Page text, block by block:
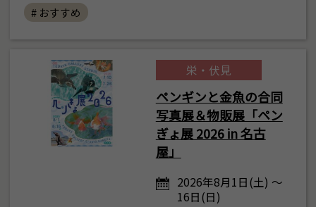
# おすすめ
栄・伏見
ペンギンと金魚の合同
写真展＆物販展「ペン
ぎょ展 2026 in 名古
屋」
2026年8月1日(土) ～
16日(日)